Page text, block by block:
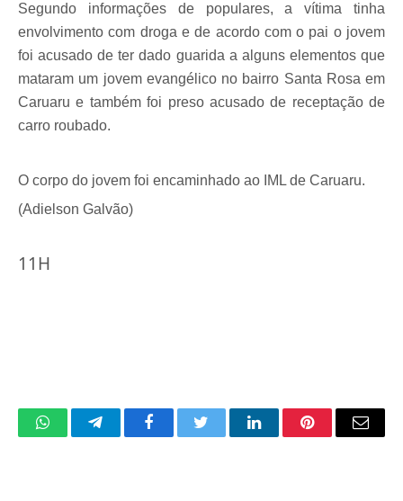
Segundo informações de populares, a vítima tinha
envolvimento com droga e de acordo com o pai o jovem
foi acusado de ter dado guarida a alguns elementos que
mataram um jovem evangélico no bairro Santa Rosa em
Caruaru e também foi preso acusado de receptação de
carro roubado.
O corpo do jovem foi encaminhado ao IML de Caruaru.
(Adielson Galvão)
11H
WhatsAppTelegramFacebookTwitter LinkedInPinterestEmail